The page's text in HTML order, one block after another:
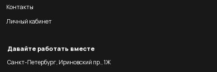
Контакты
Личный кабинет
Давайте работать вместе
Санкт-Петербург, Ириновский пр., 1Ж